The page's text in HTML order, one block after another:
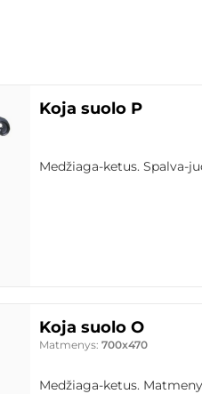
Koja suolo P
Medžiaga-ketus. Spalva-
Koja suolo O
Matmenys: 700x470
Medžiaga-ketus.